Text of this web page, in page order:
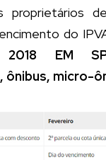
proprietários
do
2018 EM
ônibus, micro-